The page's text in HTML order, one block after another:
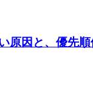
原因と、優先